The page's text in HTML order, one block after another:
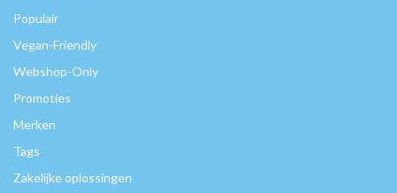
Populair
Vegan-Friendly
Webshop-Only
Promoties
Merken
Tags
Zakelijke oplossingen